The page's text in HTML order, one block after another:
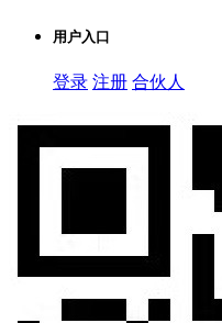
用户入口
登录 注册 合伙人